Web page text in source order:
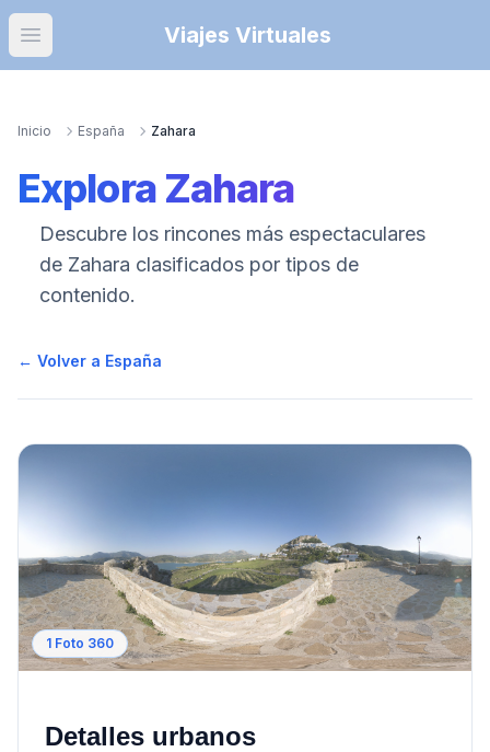
Open main menuViajes Virtuales
Inicio España Zahara
Explora Zahara
Descubre los rincones más espectaculares
de Zahara clasificados por tipos de
contenido.
← Volver a España
1 Foto 360
Detalles urbanos